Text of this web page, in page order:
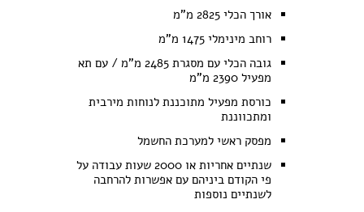
אורך הכלי 2825 מ"מ
רוחב מינימלי 1475 מ"מ
גובה הכלי עם מסגרת 2485 מ"מ / עם תא
מפעיל 2390 מ"מ
כורסת מפעיל מתוכננת לנוחות מירבית
ומתכווננת
מפסק ראשי למערכת החשמל
שנתיים אחריות או 2000 שעות עבודה על
פי הקודם ביניהם עם אפשרות להרחבה
לשנתיים נוספות